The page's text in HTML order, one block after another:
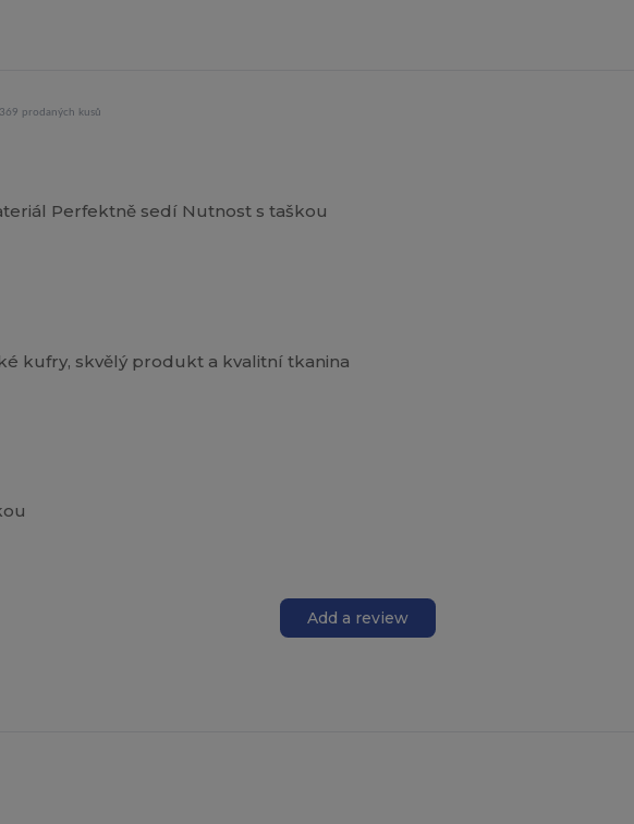
prodaných kusů
Perfektně sedí Nutnost s taškou
kufry, skvělý produkt a kvalitní tkanina
Add a review